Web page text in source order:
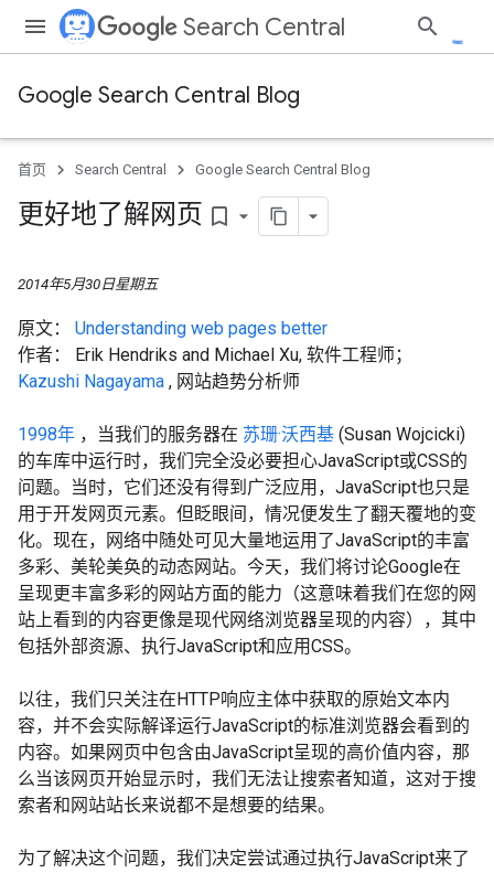
Search Central
Google Search Central Blog
首页 Search Central Google Search Central Blog
更好地了解网页 bookmark_border
2014年5月30日星期五
原文： Understanding web pages better
作者： Erik Hendriks and Michael Xu, 软件工程师；
Kazushi Nagayama , 网站趋势分析师
1998年 ，当我们的服务器在 苏珊·沃西基 (Susan Wojcicki)
的车库中运行时，我们完全没必要担心JavaScript或CSS的
问题。当时，它们还没有得到广泛应用，JavaScript也只是
用于开发网页元素。但眨眼间，情况便发生了翻天覆地的变
化。现在，网络中随处可见大量地运用了JavaScript的丰富
多彩、美轮美奂的动态网站。今天，我们将讨论Google在
呈现更丰富多彩的网站方面的能力（这意味着我们在您的网
站上看到的内容更像是现代网络浏览器呈现的内容），其中
包括外部资源、执行JavaScript和应用CSS。
以往，我们只关注在HTTP响应主体中获取的原始文本内
容，并不会实际解译运行JavaScript的标准浏览器会看到的
内容。如果网页中包含由JavaScript呈现的高价值内容，那
么当该网页开始显示时，我们无法让搜索者知道，这对于搜
索者和网站站长来说都不是想要的结果。
为了解决这个问题，我们决定尝试通过执行JavaScript来了